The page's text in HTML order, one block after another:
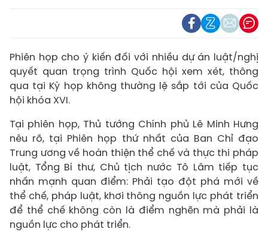
Phiên họp cho ý kiến đối với nhiều dự án luật/nghị
quyết quan trọng trình Quốc hội xem xét, thông
qua tại Kỳ họp không thường lệ sắp tới của Quốc
hội khóa XVI.
Tại phiên họp, Thủ tướng Chính phủ Lê Minh Hưng
nêu rõ, tại Phiên họp thứ nhất của Ban Chỉ đạo
Trung ương về hoàn thiện thể chế và thực thi pháp
luật, Tổng Bí thư, Chủ tịch nước Tô Lâm tiếp tục
nhấn mạnh quan điểm: Phải tạo đột phá mới về
thể chế, pháp luật, khơi thông nguồn lực phát triển
để thể chế không còn là điểm nghẽn mà phải là
nguồn lực cho phát triển.